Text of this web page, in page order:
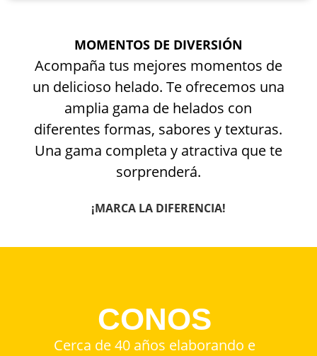
MOMENTOS DE DIVERSIÓN
Acompaña tus mejores momentos de
un delicioso helado. Te ofrecemos una
amplia gama de helados con
diferentes formas, sabores y texturas.
Una gama completa y atractiva que te
sorprenderá.
¡MARCA LA DIFERENCIA!
CONOS
Cerca de 40 años elaborando e